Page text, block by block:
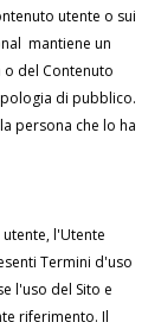
utente o sui
mantiene un
del Contenuto
di pubblico.
persona che lo ha
l'Utente
Termini d'uso
l'uso del Sito e
riferimento. Il